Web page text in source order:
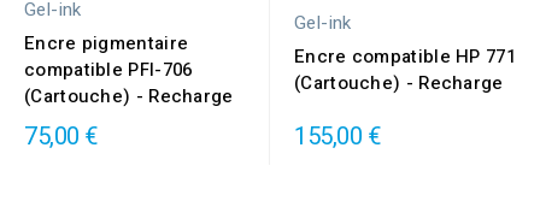
Gel-ink
Encre pigmentaire
compatible PFI-706
(Cartouche) - Recharge
75,00 €
Gel-ink
Encre compatible HP 771
(Cartouche) - Recharge
155,00 €